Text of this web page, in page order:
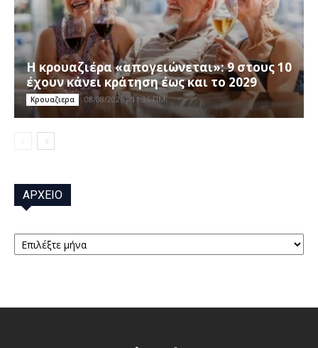
Η κρουαζιέρα «απογειώνεται»: 9 στους 10
έχουν κάνει κράτηση έως και το 2029
Κρουαζιερα 08/08/2026 - 11:36 ΠΜ
ΑΡΧΕΙΟ
ΑΡΧΕΙΟ